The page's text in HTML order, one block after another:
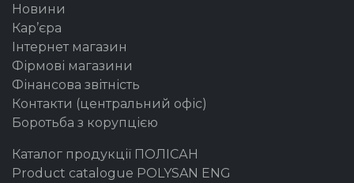
Новини
Кар’єра
Інтернет магазин
Фірмові магазини
Фінансова звітність
Контакти (центральний офіс)
Боротьба з корупцією
Каталог продукції ПОЛІСАН
Product catalogue POLYSAN ENG